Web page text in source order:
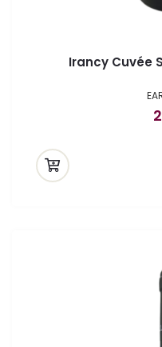
Irancy Cuvée